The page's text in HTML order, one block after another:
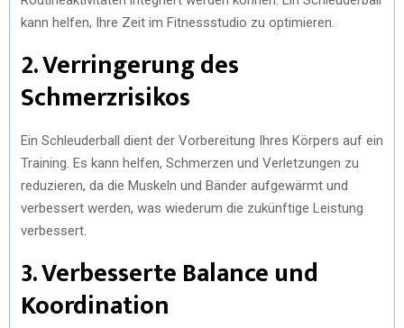
kann helfen, Ihre Zeit im Fitnessstudio zu optimieren.
2. Verringerung des
Schmerzrisikos
Ein Schleuderball dient der Vorbereitung Ihres Körpers auf ein
Training. Es kann helfen, Schmerzen und Verletzungen zu
reduzieren, da die Muskeln und Bänder aufgewärmt und
verbessert werden, was wiederum die zukünftige Leistung
verbessert.
3. Verbesserte Balance und
Koordination